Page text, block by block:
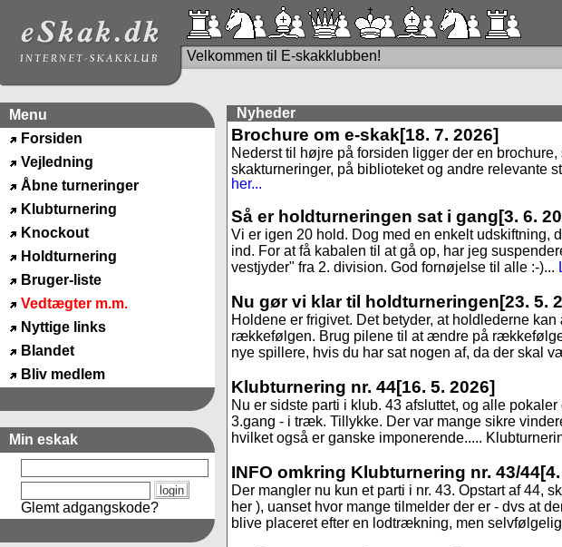
Velkommen til E-skakklubben!
Menu
Forsiden
Vejledning
Åbne turneringer
Klubturnering
Knockout
Holdturnering
Bruger-liste
Vedtægter m.m.
Nyttige links
Blandet
Bliv medlem
Min eskak
Glemt adgangskode?
Nyheder
Brochure om e-skak[18. 7. 2026]
Nederst til højre på forsiden ligger der en
skakturneringer, på biblioteket og andre relevante
her...
Så er holdturneringen sat i gang[3. 6.
Vi er igen 20 hold. Dog med en enkelt udskiftning,
ind. For at få kabalen til at gå op, har jeg
vestjyder" fra 2. division. God fornøjelse til alle :-)...
Nu gør vi klar til holdturneringen[23. 5.
Holdene er frigivet. Det betyder, at holdlederne
rækkefølgen. Brug pilene til at ændre på
nye spillere, hvis du har sat nogen af, da der skal
Klubturnering nr. 44[16. 5. 2026]
Nu er sidste parti i klub. 43 afsluttet, og alle
3.gang - i træk. Tillykke. Der var mange sikre
hvilket også er ganske imponerende.....
INFO omkring Klubturnering nr. 43/44
Der mangler nu kun et parti i nr. 43. Opstart af 44,
her ), uanset hvor mange tilmelder der er - dvs at
blive placeret efter en lodtrækning, men